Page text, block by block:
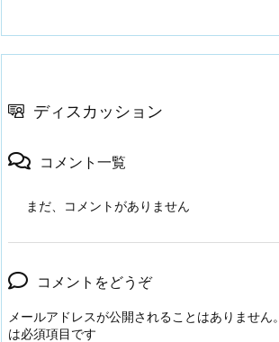
ディスカッション
コメント一覧
まだ、コメントがありません
コメントをどうぞ
メールアドレスが公開されることはありません。
は必須項目です